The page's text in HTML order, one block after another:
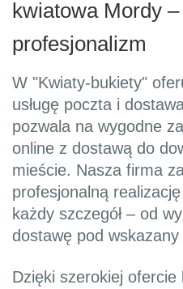
kwiatowa Mordy
profesjonalizm
W "Kwiaty-bukiety"
usługę poczta i
pozwala na wygodne
online z dostawą do
mieście. Nasza firma
profesjonalną
każdy szczegół – od
dostawę pod wskazany
Dzięki szerokiej ofercie